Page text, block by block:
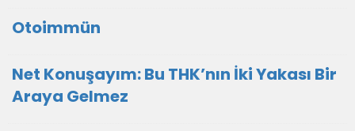
Otoimmün
Net Konuşayım: Bu THK’nın İki Yakası Bir
Araya Gelmez